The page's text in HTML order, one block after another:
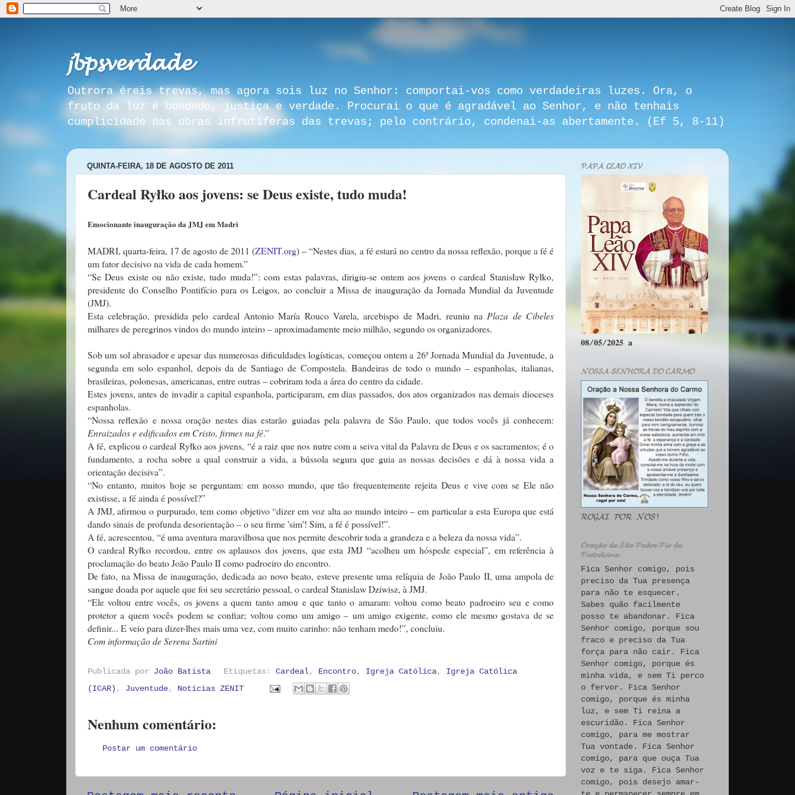
𝓳𝓫𝓹𝓼𝓿𝓮𝓻𝓭𝓪𝓭𝓮
Outrora éreis trevas, mas agora sois luz no Senhor: comportai-vos como verdadeiras luzes. Ora, o
fruto da luz é bondade, justiça e verdade. Procurai o que é agradável ao Senhor, e não tenhais
cumplicidade nas obras infrutíferas das trevas; pelo contrário, condenai-as abertamente. (Ef 5, 8-11)
QUINTA-FEIRA, 18 DE AGOSTO DE 2011
Cardeal Ryłko aos jovens: se Deus existe, tudo muda!
Emocionante inauguração da JMJ em Madri
MADRI, quarta-feira, 17 de agosto de 2011 (ZENIT.org) – “Nestes dias, a fé estará no centro da nossa reflexão, porque a fé é
um fator decisivo na vida de cada homem.”
“Se Deus existe ou não existe, tudo muda!”: com estas palavras, dirigiu-se ontem aos jovens o cardeal Stanisław Ryłko,
presidente do Conselho Pontifício para os Leigos, ao concluir a Missa de inauguração da Jornada Mundial da Juventude
(JMJ).
Esta celebração, presidida pelo cardeal Antonio María Rouco Varela, arcebispo de Madri, reuniu na Plaza de Cibeles
milhares de peregrinos vindos do mundo inteiro – aproximadamente meio milhão, segundo os organizadores.
Sob um sol abrasador e apesar das numerosas dificuldades logísticas, começou ontem a 26ª Jornada Mundial da Juventude, a
segunda em solo espanhol, depois da de Santiago de Compostela. Bandeiras de todo o mundo – espanholas, italianas,
brasileiras, polonesas, americanas, entre outras – cobriram toda a área do centro da cidade.
Estes jovens, antes de invadir a capital espanhola, participaram, em dias passados, dos atos organizados nas demais dioceses
espanholas.
“Nossa reflexão e nossa oração nestes dias estarão guiadas pela palavra de São Paulo, que todos vocês já conhecem:
Enraizados e edificados em Cristo, firmes na fé.”
A fé, explicou o cardeal Ryłko aos jovens, “é a raiz que nos nutre com a seiva vital da Palavra de Deus e os sacramentos; é o
fundamento, a rocha sobre a qual construir a vida, a bússola segura que guia as nossas decisões e dá à nossa vida a
orientação decisiva”.
“No entanto, muitos hoje se perguntam: em nosso mundo, que tão frequentemente rejeita Deus e vive com se Ele não
existisse, a fé ainda é possível?”
A JMJ, afirmou o purpurado, tem como objetivo “dizer em voz alta ao mundo inteiro – em particular a esta Europa que está
dando sinais de profunda desorientação – o seu firme 'sim'! Sim, a fé é possível!”.
A fé, acrescentou, “é uma aventura maravilhosa que nos permite descobrir toda a grandeza e a beleza da nossa vida”.
O cardeal Ryłko recordou, entre os aplausos dos jovens, que esta JMJ “acolheu um hóspede especial”, em referência à
proclamação do beato João Paulo II como padroeiro do encontro.
De fato, na Missa de inauguração, dedicada ao novo beato, esteve presente uma relíquia de João Paulo II, uma ampola de
sangue doada por aquele que foi seu secretário pessoal, o cardeal Stanislaw Dziwisz, à JMJ.
“Ele voltou entre vocês, os jovens a quem tanto amou e que tanto o amaram: voltou como beato padroeiro seu e como
protetor a quem vocês podem se confiar; voltou como um amigo – um amigo exigente, como ele mesmo gostava de se
definir... E veio para dizer-lhes mais uma vez, com muito carinho: não tenham medo!”, concluiu.
Com informação de Serena Sartini
Publicada por João Batista Etiquetas:Cardeal, Encontro, Igreja Católica, Igreja Católica
(ICAR) , Juventude, Noticias ZENIT
Nenhum comentário:
Postar um comentário
𝓟𝓐𝓟𝓐 𝓛𝓔𝓐̃𝓞 𝓧𝓘𝓥
𝟎𝟖/𝟎𝟓/𝟐𝟎𝟐𝟓 𝐚
𝓝𝓞𝓢𝓢𝓐 𝓢𝓔𝓝𝓗𝓞𝓡𝓐 𝓓𝓞 𝓒𝓐𝓡𝓜𝓞
𝓡𝓞𝓖𝓐𝓘 𝓟𝓞𝓡 𝓝𝓞́𝓢!
𝓞𝓻𝓪𝓬̧𝓪̃𝓸 𝓭𝓮 𝓢𝓪̃𝓸 𝓟𝓪𝓭𝓻𝓮 𝓟𝓲𝓸 𝓭𝓮
𝓟𝓲𝓮𝓽𝓻𝓮𝓵𝓬𝓲𝓷𝓪
Fica Senhor comigo, pois
preciso da Tua presença
para não te esquecer.
Sabes quão facilmente
posso te abandonar. Fica
Senhor comigo, porque sou
fraco e preciso da Tua
força para não cair. Fica
Senhor comigo, porque és
minha vida, e sem Ti perco
o fervor. Fica Senhor
comigo, porque és minha
luz, e sem Ti reina a
escuridão. Fica Senhor
comigo, para me mostrar
Tua vontade. Fica Senhor
comigo, para que ouça Tua
voz e te siga. Fica Senhor
comigo, pois desejo amar-